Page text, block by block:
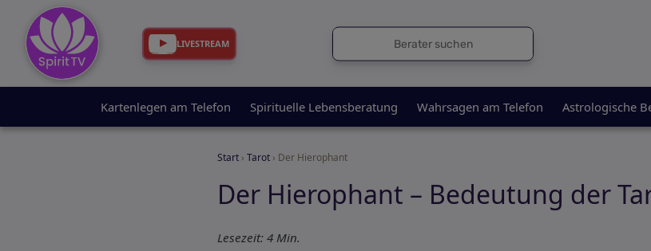
LIVESTREAM
Kartenlegen am Telefon Spirituelle Lebensberatung Wahrsagen am Telefon Astrologische
Start › Tarot › Der Hierophant
Der Hierophant – Bedeutung der
Lesezeit: 4 Min.